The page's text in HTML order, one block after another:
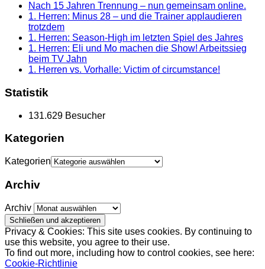
Nach 15 Jahren Trennung – nun gemeinsam online.
1. Herren: Minus 28 – und die Trainer applaudieren
trotzdem
1. Herren: Season-High im letzten Spiel des Jahres
1. Herren: Eli und Mo machen die Show! Arbeitssieg
beim TV Jahn
1. Herren vs. Vorhalle: Victim of circumstance!
Statistik
131.629 Besucher
Kategorien
Kategorien
Archiv
Archiv
Privacy & Cookies: This site uses cookies. By continuing to
use this website, you agree to their use.
To find out more, including how to control cookies, see here:
Cookie-Richtlinie